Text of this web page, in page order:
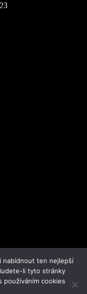
nabídnout ten nejlepší
li tyto stránky
používáním cookies